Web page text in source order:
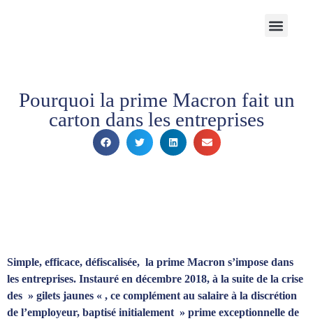
Pourquoi la prime Macron fait un
carton dans les entreprises
Simple, efficace, défiscalisée, la prime Macron s’impose dans
les entreprises. Instauré en décembre 2018, à la suite de la crise
des » gilets jaunes « , ce complément au salaire à la discrétion
de l’employeur, baptisé initialement » prime exceptionnelle de